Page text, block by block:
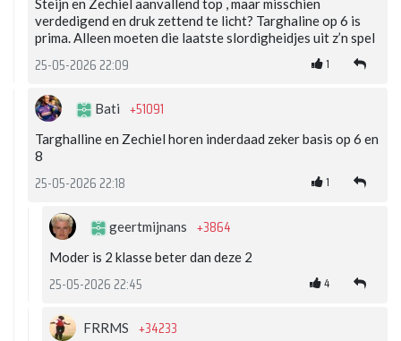
Steijn en Zechiel aanvallend top , maar misschien
verdedigend en druk zettend te licht? Targhaline op 6 is
prima. Alleen moeten die laatste slordigheidjes uit z’n spel
25-05-2026 22:09 1
Bati +51091
Targhalline en Zechiel horen inderdaad zeker basis op 6 en
8
25-05-2026 22:18 1
geertmijnans +3864
Moder is 2 klasse beter dan deze 2
25-05-2026 22:45 4
FRRMS +34233